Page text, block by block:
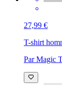
27,99 €
T-shirt
Par Magic